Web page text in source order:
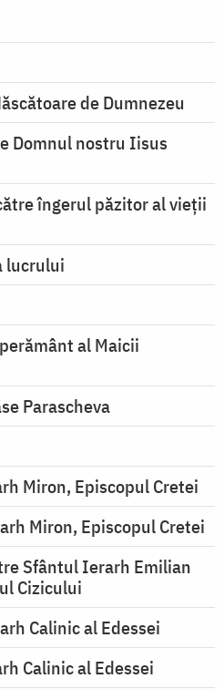
de Dumnezeu
Domnul nostru Iisus
îngerul păzitor al vieții
lucrului
al Maicii
Parascheva
Miron, Episcopul Cretei
Miron, Episcopul Cretei
Sfântul Ierarh Emilian
Cizicului
Calinic al Edessei
Calinic al Edessei